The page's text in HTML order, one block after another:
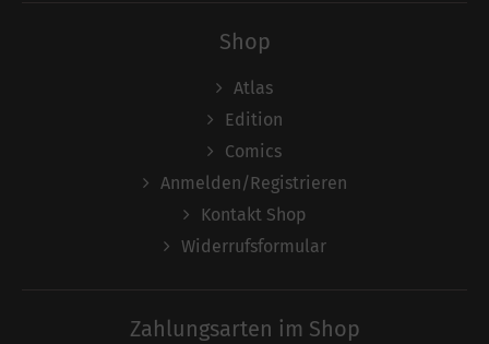
Shop
Atlas
Edition
Comics
Anmelden/Registrieren
Kontakt Shop
Widerrufsformular
Zahlungsarten im Shop